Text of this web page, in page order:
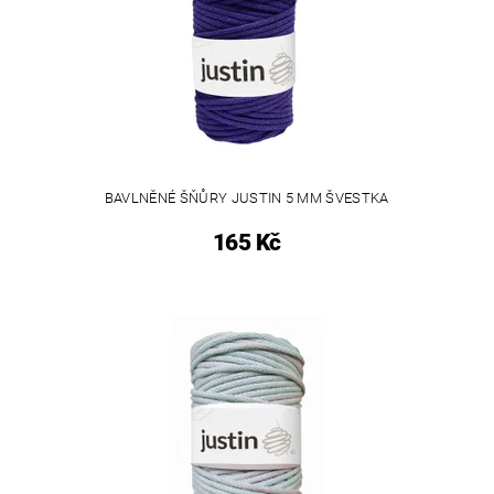
BAVLNĚNÉ ŠŇŮRY JUSTIN 5 MM ŠVESTKA
165 Kč